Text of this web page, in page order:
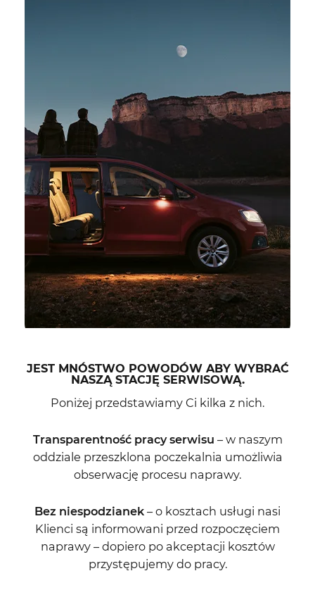
JEST MNÓSTWO POWODÓW ABY WYBRAĆ
NASZĄ STACJĘ SERWISOWĄ.
Poniżej przedstawiamy Ci kilka z nich.
Transparentność pracy serwisu – w naszym
oddziale przeszklona poczekalnia umożliwia
obserwację procesu naprawy.
Bez niespodzianek – o kosztach usługi nasi
Klienci są informowani przed rozpoczęciem
naprawy – dopiero po akceptacji kosztów
przystępujemy do pracy.